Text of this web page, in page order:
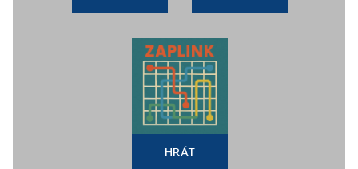
HRÁT